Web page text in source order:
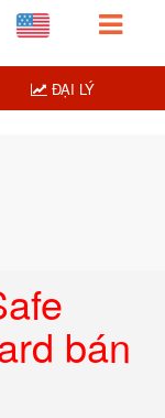
bán
ĐẠI LÝ